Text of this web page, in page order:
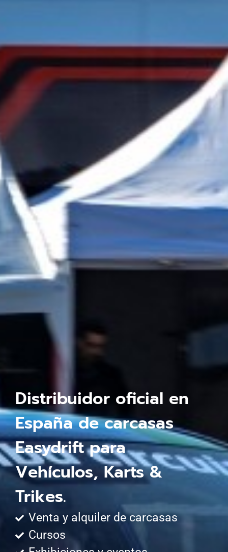
Distribuidor oficial en
España de carcasas
Easydrift para
Vehículos, Karts &
Trikes.
Venta y alquiler de carcasas
Cursos